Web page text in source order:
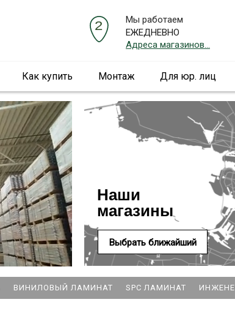
Мы работаем
ЕЖЕДНЕВНО
Адреса магазинов...
Как купить Монтаж Для юр. лиц
Наши
магазины
Выбрать ближайший
ВИНИЛОВЫЙ ЛАМИНАТ SPC ЛАМИНАТ